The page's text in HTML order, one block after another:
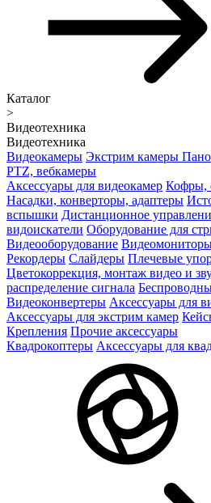
Каталог
>
Видеотехника
Видеотехника
Видеокамеры Экстрим камеры
PTZ, вебкамеры
Аксессуары для видеокамер Кофры,
Насадки, конверторы, адаптеры
вспышки Дистанционное
видоискатели Оборудование для
Видеооборудование
Рекордеры Слайдеры Плечевые
Цветокоррекция, монтаж видео и
распределение сигнала
Видеоконвертеры Аксессуары для
Аксессуары для экстрим камер
Крепления Прочие аксессуары
Квадрокоптеры Аксессуары для